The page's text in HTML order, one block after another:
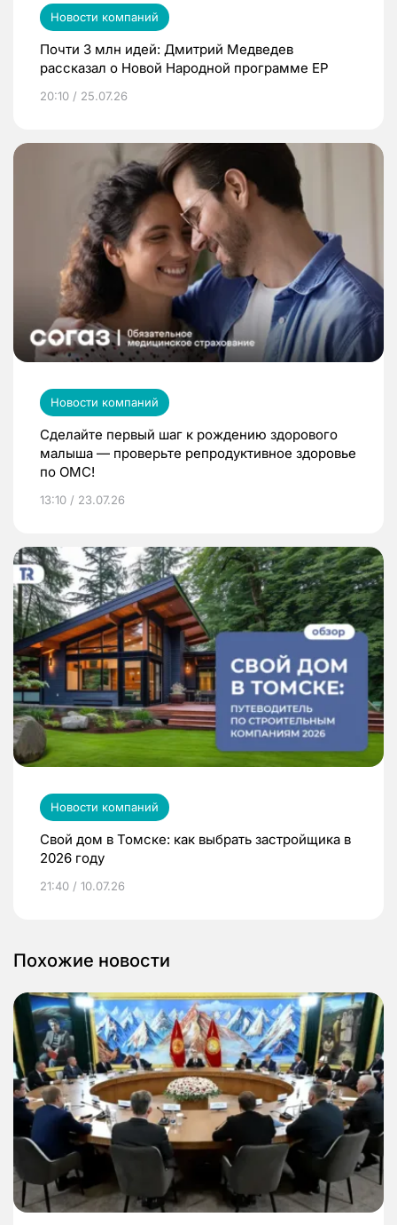
Новости компаний
Почти 3 млн идей: Дмитрий Медведев
рассказал о Новой Народной программе ЕР
20:10 / 25.07.26
Новости компаний
Сделайте первый шаг к рождению здорового
малыша — проверьте репродуктивное здоровье
по ОМС!
13:10 / 23.07.26
Новости компаний
Свой дом в Томске: как выбрать застройщика в
2026 году
21:40 / 10.07.26
Похожие новости